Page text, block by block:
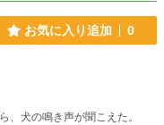
お気に入り追加 0
、犬の鳴き声が聞こえた。